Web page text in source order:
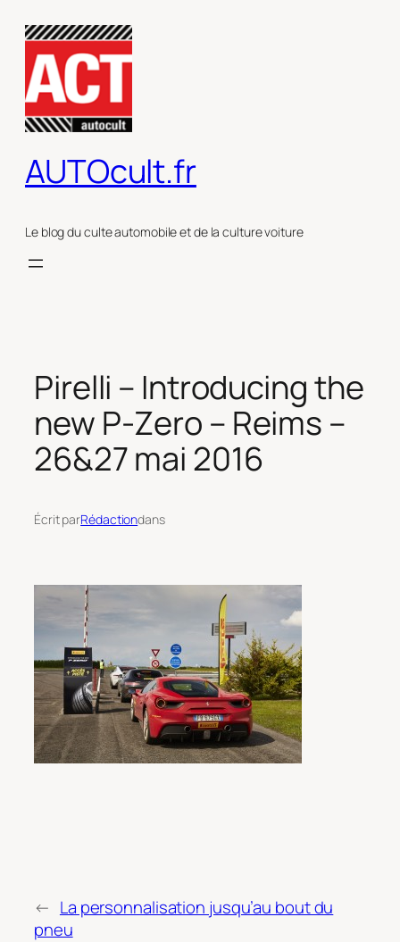
contenu
AUTOcult.fr
Le blog du culte automobile et de la culture voiture
Pirelli – Introducing the
new P-Zero – Reims –
26&27 mai 2016
Écrit parRédactiondans
← La personnalisation jusqu’au bout du
pneu